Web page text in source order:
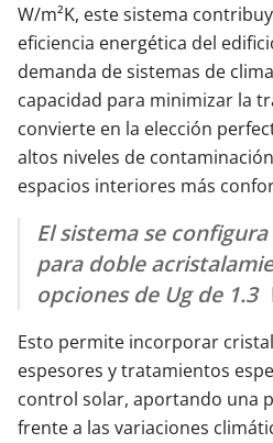
W/m²K, este sistema
eficiencia energética del
demanda de sistemas de
capacidad para minimizar la
convierte en la elección
altos niveles de
espacios interiores más
El sistema se
para doble
opciones de Ug de 1.3
Esto permite incorporar
espesores y tratamientos
control solar, aportando una
frente a las variaciones